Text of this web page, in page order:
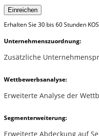
Einreichen
Erhalten Sie 30 bis 60 Stunden
Unternehmenszuordnung:
Zusätzliche
Wettbewerbsanalyse:
Erweiterte Analyse der
Segmenterweiterung:
Erweiterte Abdeckung auf